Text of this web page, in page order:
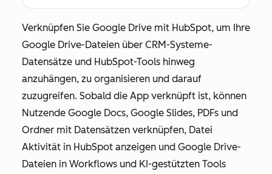
Verknüpfen Sie Google Drive mit HubSpot, um Ihre
Google Drive-Dateien über CRM-Systeme-
Datensätze und HubSpot-Tools hinweg
anzuhängen, zu organisieren und darauf
zuzugreifen. Sobald die App verknüpft ist, können
Nutzende Google Docs, Google Slides, PDFs und
Ordner mit Datensätzen verknüpfen, Datei
Aktivität in HubSpot anzeigen und Google Drive-
Dateien in Workflows und KI-gestützten Tools